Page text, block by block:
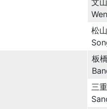
文
松
板
三